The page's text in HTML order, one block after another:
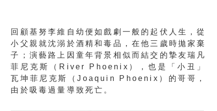
回顧基努李維自幼便如戲劇一般的起伏人生，從
小父親就沈溺於酒精和毒品，在他三歲時拋家棄
子；演藝路上因童年背景相似而結交的摯友瑞凡
菲尼克斯（River Phoenix），也是「小丑」
瓦坤菲尼克斯（Joaquin Phoenix）的哥哥，
由於吸毒過量導致死亡。